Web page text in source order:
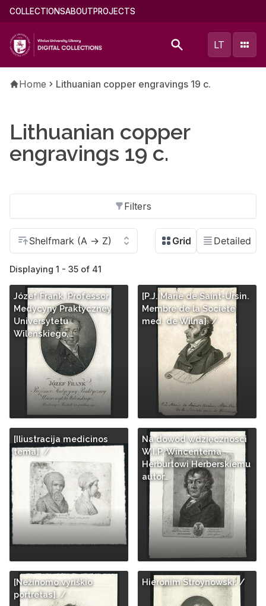
Skip
main
content
Main
(english)
COLLECTIONSABOUTPROJECTS
LT
Breadcrumb
Home Lithuanian copper engravings 19 c.
Lithuanian copper
engravings 19 c.
Filters
Displaying 1 - 35 of 41
Józef Frank, Professor
Medycyny Praktyczney
Universytetu
Wileńskiego,…
[P.J. Marie de Saint-Ursin.
Membre de la Societé
med. de Wilna]. /
[Iliustracija medicinos
tema]. /
Na dowod wdzięcznosci
W.I.P. Wincentema
Herburtowi Herberskiemu
autor…
[Nežinomo vyriškio
portretas]. /
Hieronim Stroynowski. /